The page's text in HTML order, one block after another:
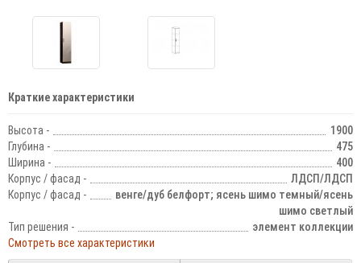
Краткие характеристики
Высота -
1900
Глубина -
475
Ширина -
400
Корпус / фасад -
ЛДСП/ЛДСП
Корпус / фасад -
венге/дуб белфорт; ясень шимо темный/ясень
шимо светлый
Тип решения -
элемент коллекции
Смотреть все характеристики